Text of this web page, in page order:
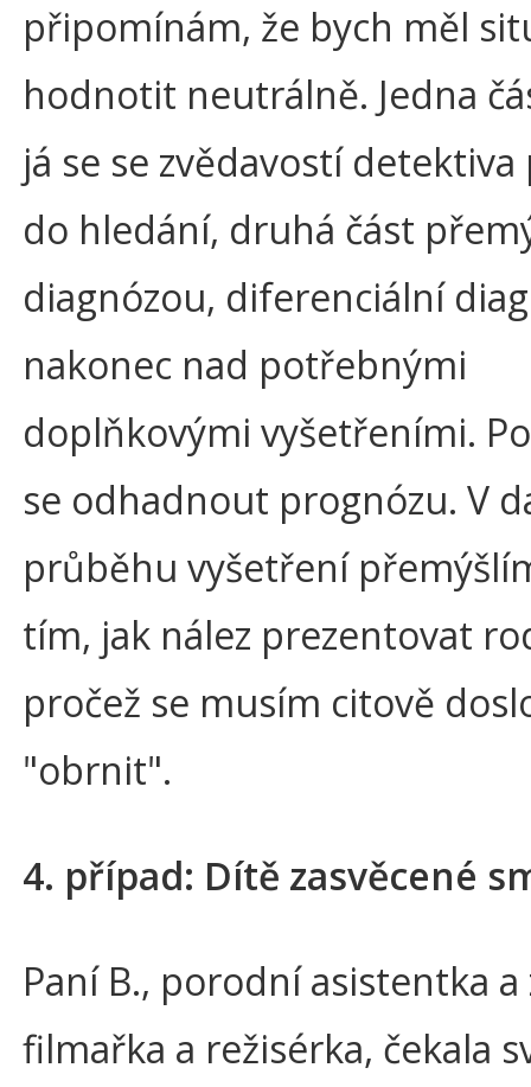
připomínám, že bych měl
hodnotit neutrálně. Jedna
já se se zvědavostí
do hledání, druhá část
diagnózou, diferenciální
nakonec nad potřebnými
doplňkovými vyšetřeními.
se odhadnout prognózu. V
průběhu vyšetření
tím, jak nález prezentovat
pročež se musím citově
"obrnit".
4. případ: Dítě zasvěcené
Paní B., porodní asistentka
filmařka a režisérka, čekala